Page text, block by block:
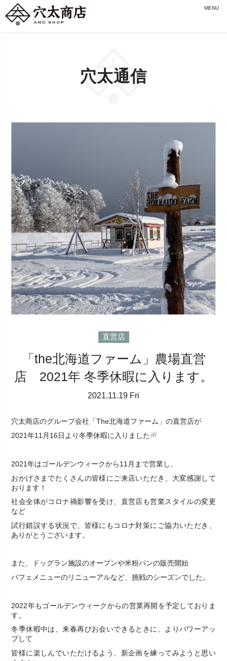
MENU
穴太通信
直営店
「the北海道ファーム」農場直営
店 2021年 冬季休暇に入ります。
2021.11.19 Fri
穴太商店のグループ会社「The北海道ファーム」の直営店が
2021年11月16日より冬季休暇に入りました☃
2021年はゴールデンウィークから11月まで営業し、
おかげさまでたくさんの皆様にご来店いただき、大変感謝して
おります！
社会全体がコロナ禍影響を受け、直営店も営業スタイルの変更
など
試行錯誤する状況で、皆様にもコロナ対策にご協力いただき、
ありがとうございます。
また、ドッグラン施設のオープンや米粉パンの販売開始
パフェメニューのリニューアルなど、挑戦のシーズンでした。
2022年もゴールデンウィークからの営業再開を予定しておりま
す。
冬季休暇中は、来春再びお会いできるときに、よりパワーアッ
プして
皆様に楽しんでいただけるよう、新企画を練ってみようと思い